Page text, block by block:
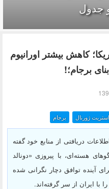
جدول
کاهش بیشتر اورانیوم
برجام؛!
ژورنال برجام
دریافتی از منابع خود گفته
هسته‌ای، با پیروزی «دونالد
آینده توافق دچار نگرانی شده
با ایران از سر گرفته‌اند.